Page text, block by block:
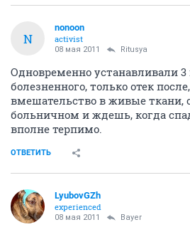
N
nonoon
activist
08 мая 2011 Ritusya
Одновременно устанавливали
болезненного, только отек
вмешательство в живые ткани,
больничном и ждешь, когда
вполне терпимо.
ОТВЕТИТЬ
LyubovGZh
experienced
08 мая 2011 Bayer